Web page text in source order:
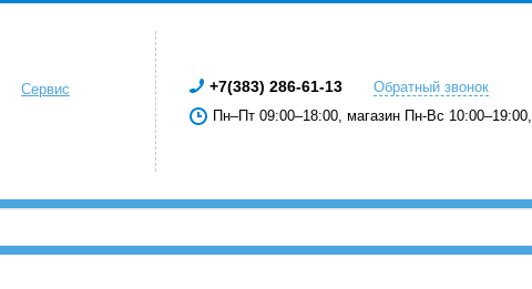
Сервис
+7(383) 286-61-13
Обратный звонок
Пн–Пт 09:00–18:00, магазин Пн-Вс 10:00–19:00,